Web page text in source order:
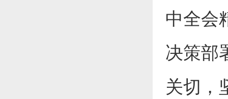
中全会
决策部
关切，